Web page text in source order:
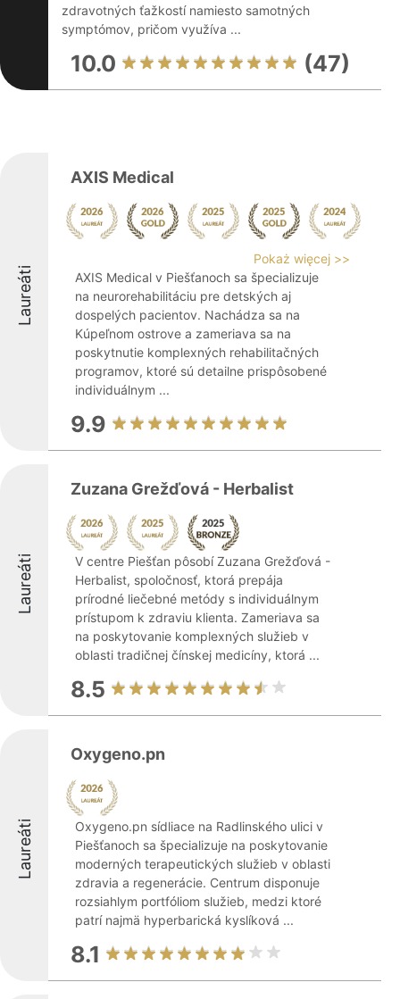
zdravotných ťažkostí namiesto samotných
symptómov, pričom využíva ...
10.0 (47)
Laureáti
AXIS Medical
Pokaż więcej >>
AXIS Medical v Piešťanoch sa špecializuje
na neurorehabilitáciu pre detských aj
dospelých pacientov. Nachádza sa na
Kúpeľnom ostrove a zameriava sa na
poskytnutie komplexných rehabilitačných
programov, ktoré sú detailne prispôsobené
individuálnym ...
9.9
Laureáti
Zuzana Grežďová - Herbalist
V centre Piešťan pôsobí Zuzana Grežďová -
Herbalist, spoločnosť, ktorá prepája
prírodné liečebné metódy s individuálnym
prístupom k zdraviu klienta. Zameriava sa
na poskytovanie komplexných služieb v
oblasti tradičnej čínskej medicíny, ktorá ...
8.5
Laureáti
Oxygeno.pn
Oxygeno.pn sídliace na Radlinského ulici v
Piešťanoch sa špecializuje na poskytovanie
moderných terapeutických služieb v oblasti
zdravia a regenerácie. Centrum disponuje
rozsiahlym portfóliom služieb, medzi ktoré
patrí najmä hyperbarická kyslíková ...
8.1